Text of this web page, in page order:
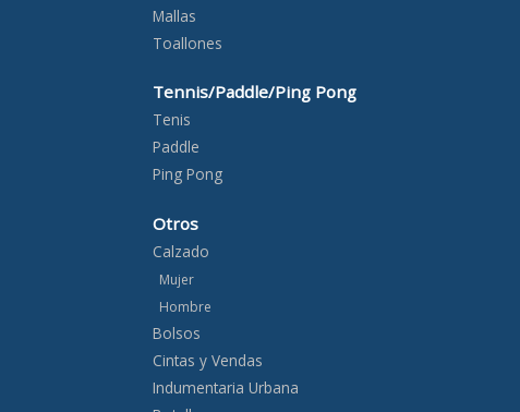
Mallas
Toallones
Tennis/Paddle/Ping Pong
Tenis
Paddle
Ping Pong
Otros
Calzado
Mujer
Hombre
Bolsos
Cintas y Vendas
Indumentaria Urbana